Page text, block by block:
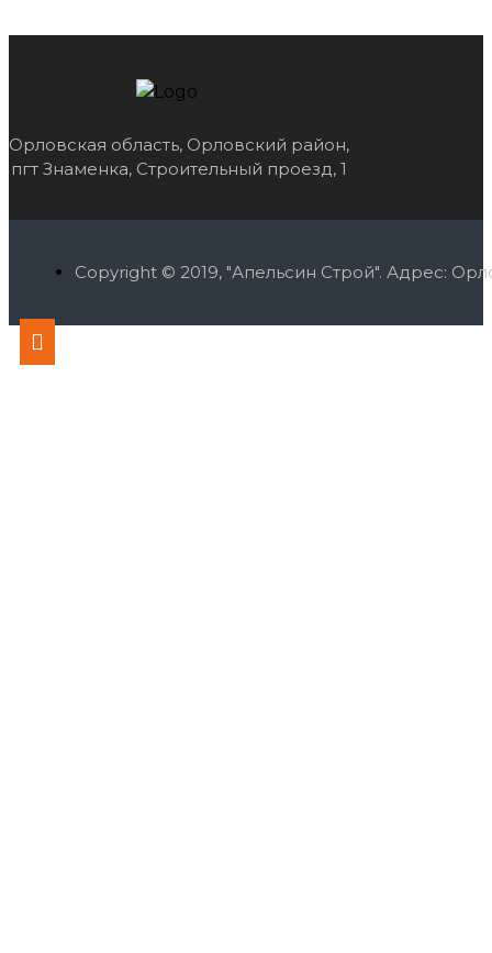
Орловская область, Орловский район,
пгт Знаменка, Строительный проезд, 1
Copyright © 2019, "Апельсин Строй". Адрес: